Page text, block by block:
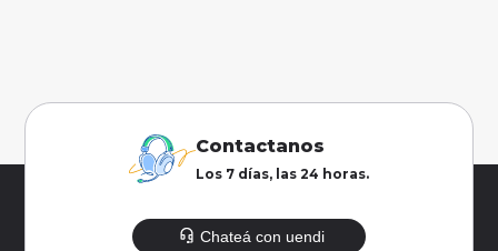
Contactanos
Los 7 días, las 24 horas.
Chateá con uendi